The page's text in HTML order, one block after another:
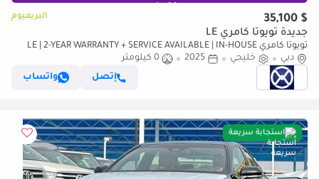
$ 35,100 البريميوم
جديدة تويوتا كامري LE
تويوتا كامري LE | 2-YEAR WARRANTY + SERVICE AVAILABLE | IN-HOUSE
FINANCING | 0% DOWNPAYMENT (BANK)
دبي خليجي 2025
0 كيلومتر
إتصل
واتساب
استجابة سريعة